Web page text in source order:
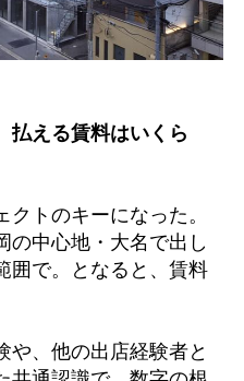
払える賃料はいくら
トのキーになった。
の中心地・大名で出し
囲で。となると、賃料
や、他の出店経験者と